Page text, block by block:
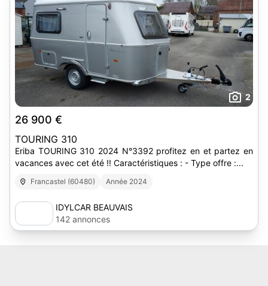
2
26 900 €
TOURING 310
Eriba TOURING 310 2024 N°3392 profitez en et partez en
vacances avec cet été !! Caractéristiques : - Type offre :...
Francastel (60480) Année 2024
IDYLCAR BEAUVAIS
142 annonces